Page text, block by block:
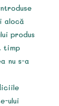
alocă
produs
timp
nu s-a
ului